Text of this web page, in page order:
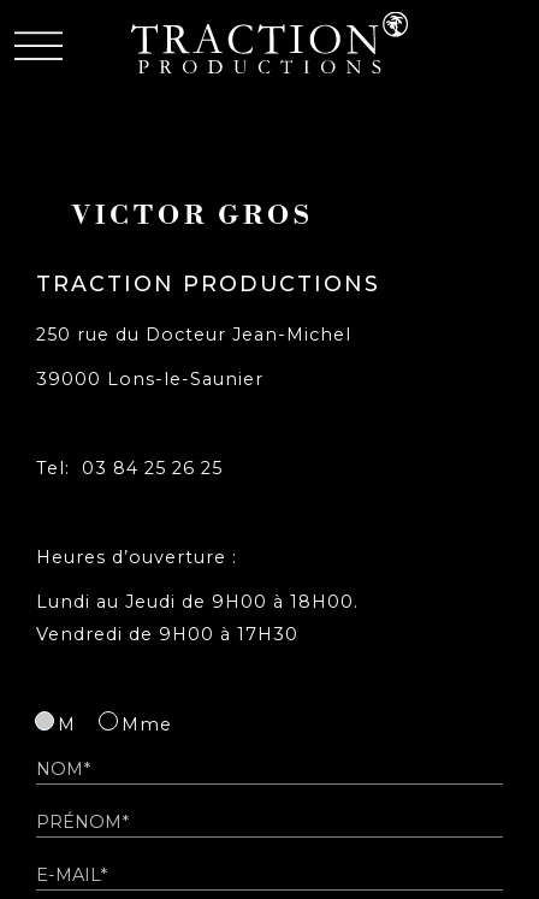
VICTOR GROS
TRACTION PRODUCTIONS
250 rue du Docteur Jean-Michel
39000 Lons-le-Saunier
Tel: 03 84 25 26 25
Heures d’ouverture :
Lundi au Jeudi de 9H00 à 18H00.
Vendredi de 9H00 à 17H30
M Mme